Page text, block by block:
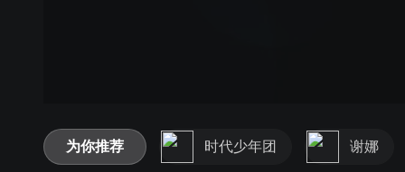
为你推荐 时代少年团 谢娜